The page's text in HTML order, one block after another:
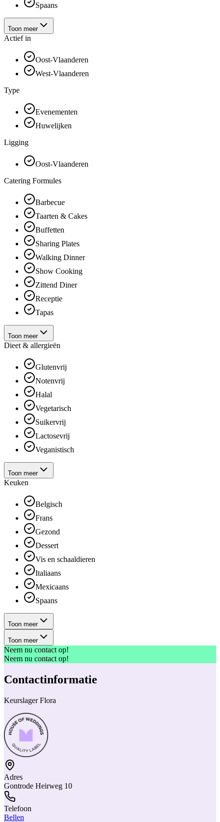
Spaans
Toon meer
Actief in
Oost-Vlaanderen
West-Vlaanderen
Type
Evenementen
Huwelijken
Ligging
Oost-Vlaanderen
Catering Formules
Barbecue
Taarten & Cakes
Buffetten
Sharing Plates
Walking Dinner
Show Cooking
Zittend Diner
Receptie
Tapas
Toon meer
Dieet & allergieën
Glutenvrij
Notenvrij
Halal
Vegetarisch
Suikervrij
Lactosevrij
Veganistisch
Toon meer
Keuken
Belgisch
Frans
Gezond
Dessert
Vis en schaaldieren
Italiaans
Mexicaans
Spaans
Toon meer
Toon meer
Neem nu contact op!
Neem nu contact op!
Contactinformatie
Keurslager Flora
Adres
Gontrode Heirweg 10
Telefoon
Bellen